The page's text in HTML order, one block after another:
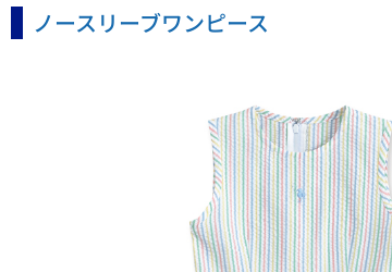
ノースリーブワンピース